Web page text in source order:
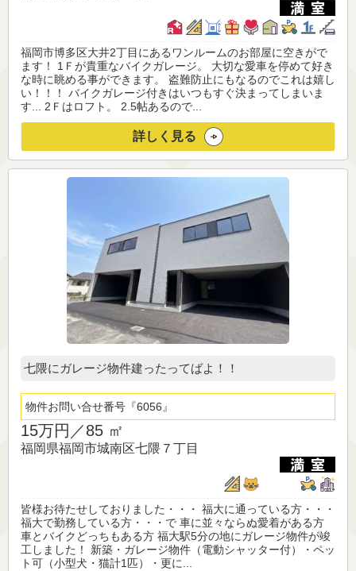
福岡市博多区大井2丁目にあるワンルームのお部屋に空きがで
ます！ 1Ｆが貴重なバイクガレージ。 大切な愛車を停めて好き
な時に眺める事ができます。 盗難防止にもなるのでこれは嬉し
い！！！ バイクガレージ付きはいつもすぐ決まってしまいま
す... 2Ｆはロフト。 2.5帖あるので...
詳しく見る
七隈にガレージ物件建ったってばよ！！
物件お問い合せ番号 6056
15万円／85 ㎡
福岡県福岡市城南区七隈７丁目
皆様お待たせしておりました・・・ 福大に通っている方・・・
福大で勤務している方・・・で 車に並々ならぬ愛着がある方
車とバイクどっちもある方 福大駅5分の地にガレージ物件が竣
工しました！ 新築・ガレージ物件（電動シャッター付）・ペッ
ト可（小型犬・猫計1匹）・更に...